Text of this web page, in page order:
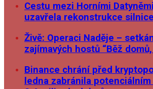
Cestu mezi Horními
uzavřela rekonstrukce silnice
Živě: Operaci Naděje –
zajímavých hostů “Běž domů,
Binance chrání před
ledna zabránila